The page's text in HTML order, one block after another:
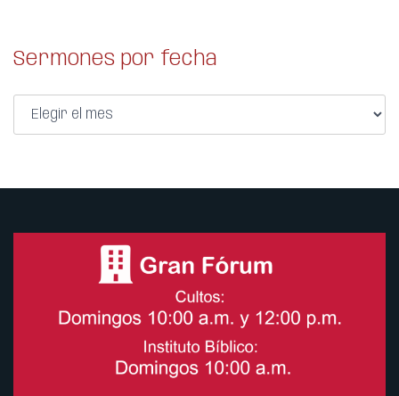
Sermones por fecha